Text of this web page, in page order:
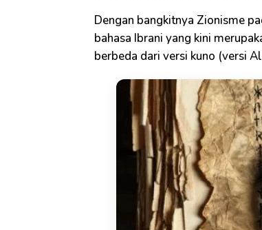
Dengan bangkitnya Zionisme
bahasa Ibrani yang kini
berbeda dari versi kuno (versi